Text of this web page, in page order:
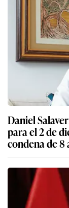
Daniel
para el 2 de
condena de